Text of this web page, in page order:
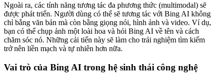
Ngoài ra, các tính năng tương tác đa phương thức (multimodal) sẽ
được phát triển. Người dùng có thể sẽ tương tác với Bing AI không
chỉ bằng văn bản mà còn bằng giọng nói, hình ảnh và video. Ví dụ,
bạn có thể chụp ảnh một loài hoa và hỏi Bing AI về tên và cách
chăm sóc nó. Những cải tiến này sẽ làm cho trải nghiệm tìm kiếm
trở nên liền mạch và tự nhiên hơn nữa.
Vai trò của Bing AI trong hệ sinh thái công nghệ